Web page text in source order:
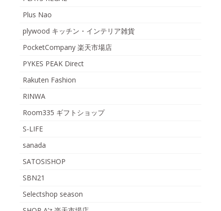
Plus Nao
plywood キッチン・インテリア雑貨
PocketCompany 楽天市場店
PYKES PEAK Direct
Rakuten Fashion
RINWA
Room335 ギフトショップ
S-LIFE
sanada
SATOSISHOP
SBN21
Selectshop season